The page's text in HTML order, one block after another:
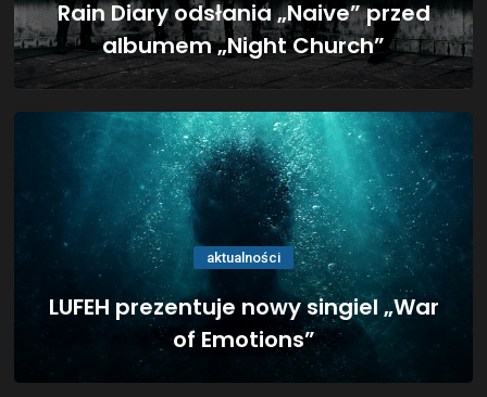
Rain Diary odsłania „Naive” przed
albumem „Night Church”
aktualności
LUFEH prezentuje nowy singiel „War
of Emotions”